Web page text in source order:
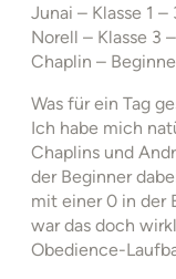
Junai – Klasse 1
Norell – Klasse 3
Chaplin –
Was für ein Tag
Ich habe mich
Chaplins und
der Beginner
mit einer 0 in der
war das doch
Obedience-